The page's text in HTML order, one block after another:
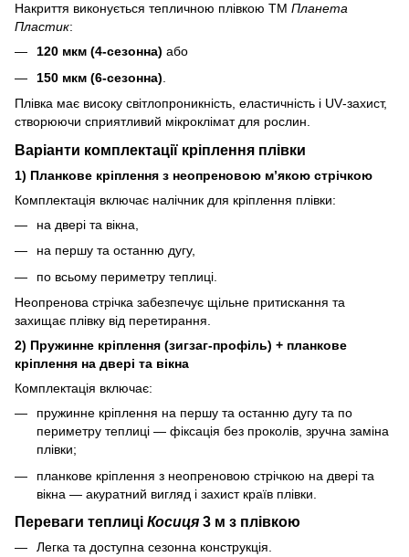
Накриття виконується тепличною плівкою ТМ Планета
Пластик:
120 мкм (4‑сезонна) або
150 мкм (6‑сезонна)
Плівка має високу світлопроникність, еластичність і UV‑захист,
створюючи сприятливий мікроклімат для рослин.
Варіанти комплектації кріплення плівки
1) Планкове кріплення з неопреновою м’якою стрічкою
Комплектація включає налічник для кріплення плівки:
на двері та вікна,
на першу та останню дугу,
по всьому периметру теплиці.
Неопренова стрічка забезпечує щільне притискання та
захищає плівку від перетирання.
2) Пружинне кріплення (зигзаг‑профіль) + планкове
кріплення на двері та вікна
Комплектація включає:
пружинне кріплення на першу та останню дугу та по
периметру теплиці — фіксація без проколів, зручна заміна
плівки;
планкове кріплення з неопреновою стрічкою на двері та
вікна — акуратний вигляд і захист країв плівки.
Переваги теплиці Косиця 3 м з плівкою
Легка та доступна сезонна конструкція.